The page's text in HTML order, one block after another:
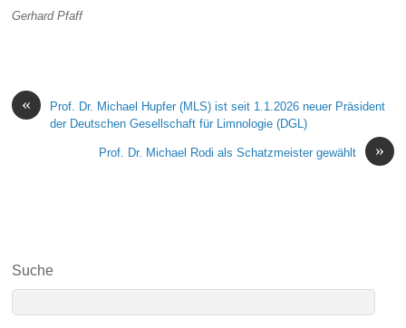
Gerhard Pfaff
«
Prof. Dr. Michael Hupfer (MLS) ist seit 1.1.2026 neuer Präsident
der Deutschen Gesellschaft für Limnologie (DGL)
»
Prof. Dr. Michael Rodi als Schatzmeister gewählt
Suche